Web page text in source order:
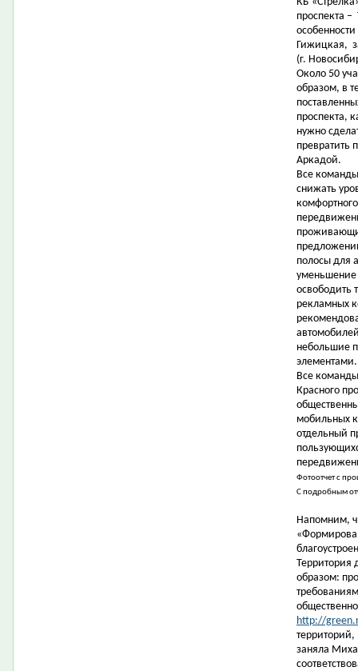
проспекта –
Гижицкая,
(г.
Около 50
образом, в
проспекта,
нужно
превратить
Аркадой.
Все
снижать
полосы для
уменьшение
освободить
рекламных
небольшие
элементами.
Все
Красного
мобильных
отдельный
Фотоотчет с
С подробным
Напомним,
Территория
образом:
http://
территорий,
заняла